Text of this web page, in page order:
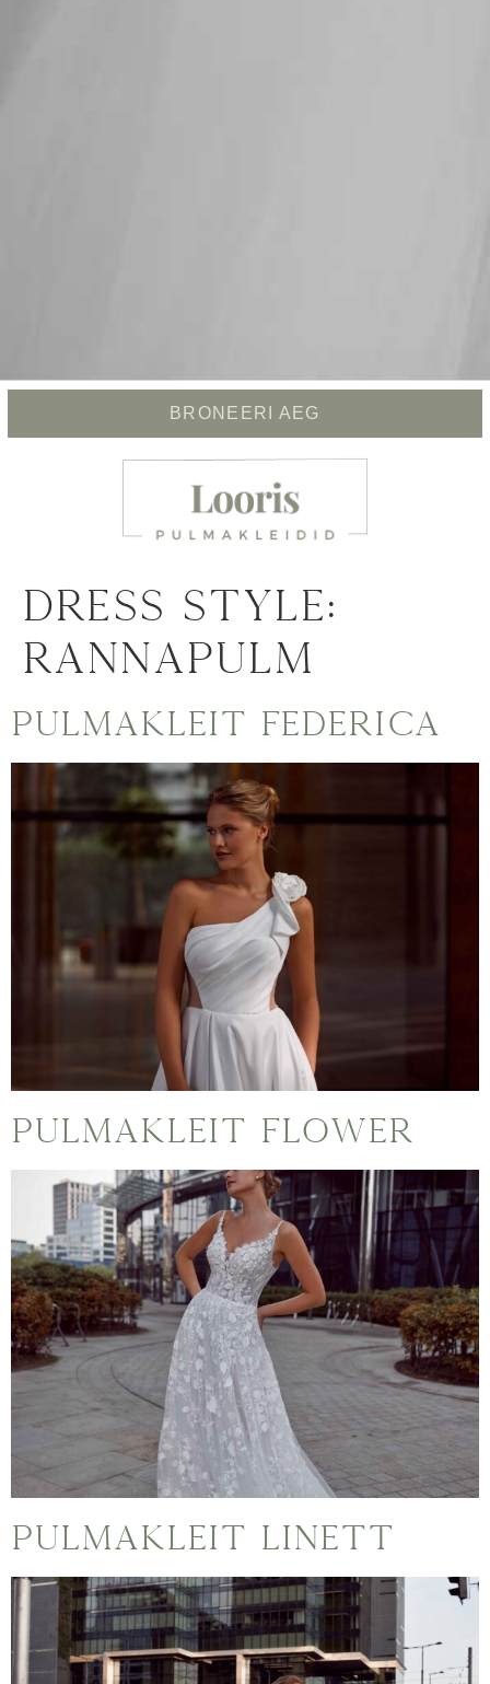
BRONEERI AEG
DRESS STYLE:
Rannapulm
Pulmakleit Federica
Pulmakleit Flower
Pulmakleit Linett